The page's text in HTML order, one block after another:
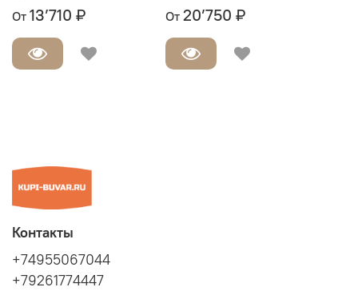
От 13’710 ₽ От 20’750 ₽
Контакты
+74955067044
+79261774447